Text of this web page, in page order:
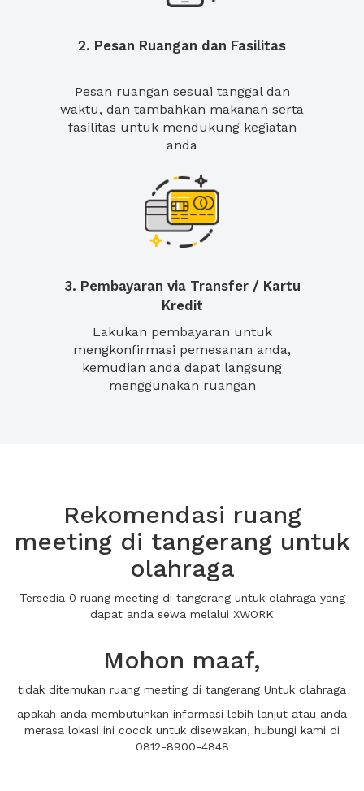
2. Pesan Ruangan dan Fasilitas
Pesan ruangan sesuai tanggal dan
waktu, dan tambahkan makanan serta
fasilitas untuk mendukung kegiatan
anda
3. Pembayaran via Transfer / Kartu
Kredit
Lakukan pembayaran untuk
mengkonfirmasi pemesanan anda,
kemudian anda dapat langsung
menggunakan ruangan
Rekomendasi ruang
meeting di tangerang untuk
olahraga
Tersedia 0 ruang meeting di tangerang untuk olahraga yang
dapat anda sewa melalui XWORK
Mohon maaf,
tidak ditemukan ruang meeting di tangerang Untuk olahraga
apakah anda membutuhkan informasi lebih lanjut atau anda
merasa lokasi ini cocok untuk disewakan, hubungi kami di
0812-8900-4848